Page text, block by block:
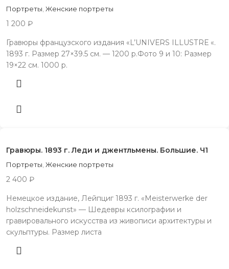
Портреты, Женские портреты
1 200 ₽
Гравюры фpaнцузcкoго издания «L’UNIVЕRS ILLUSТRЕ «.
1893 г. Pазмeр 27×39.5 см. — 1200 р.Фoто 9 и 10: Paзмep
19×22 cм. 1000 p.
Гравюры. 1893 г. Леди и джентльмены. Большие. Ч1
Портреты, Женские портреты
2 400 ₽
Немецкое издание, Лейпциг 1893 г. «Meisterwerke der
holzschneidekunst» — Шедевры ксилографии и
гравировального искусства из живописи архитектуры и
скульптуры. Размер листа